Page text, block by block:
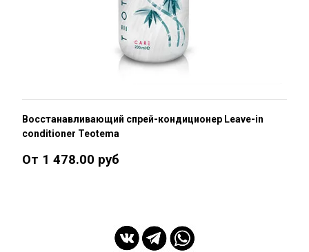
Восстанавливающий спрей-кондиционер Leave-in
conditioner Teotema
От 1 478.00 руб